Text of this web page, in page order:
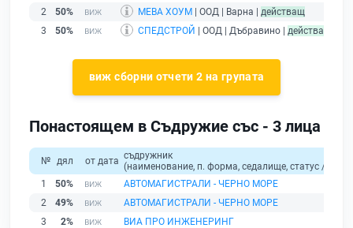
2
50% МЕВА ХОУМ | ООД | Варна | действащ
3
50% СПЕДСТРОЙ | ООД | Дъбравино | действащ
виж сборни отчети 2 на групата
Понастоящем в Съдружие със - 3 лица
№ дял от дата съдружник
(наименование, п. форма, седалище, статус /
1
50%
АВТОМАГИСТРАЛИ - ЧЕРНО МОРЕ
2
49%
АВТОМАГИСТРАЛИ - ЧЕРНО МОРЕ
3
2% ВИА ПРО ИНЖЕНЕРИНГ